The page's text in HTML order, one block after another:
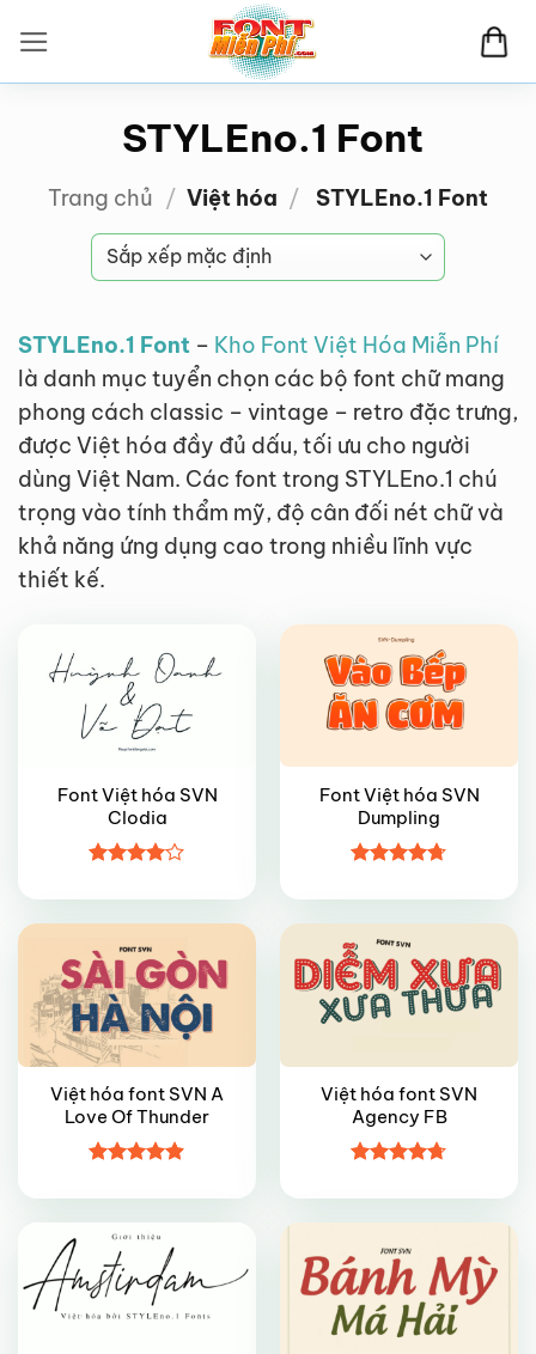
qua
nội
STYLEno.1 Font
Trang chủ / Việt hóa / STYLEno.1 Font
STYLEno.1 Font – Kho Font Việt Hóa Miễn Phí
là danh mục tuyển chọn các bộ font chữ mang
phong cách classic – vintage – retro đặc trưng,
được Việt hóa đầy đủ dấu, tối ưu cho người
dùng Việt Nam. Các font trong STYLEno.1 chú
trọng vào tính thẩm mỹ, độ cân đối nét chữ và
khả năng ứng dụng cao trong nhiều lĩnh vực
thiết kế.
VIP
Font Việt hóa SVN
Clodia
xếp hạng
45 sao
Font Việt hóa SVN
Dumpling
hạng4.75
sao
Việt hóa font SVN A
Love Of Thunder
hạng4.95
sao
Việt hóa font SVN
Agency FB
hạng4.75